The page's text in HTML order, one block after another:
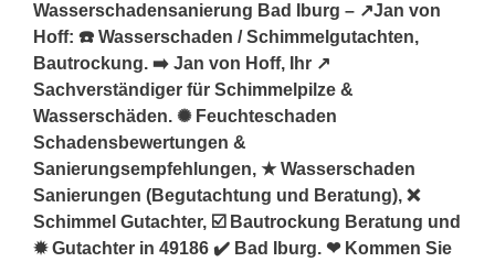
Wasserschadensanierung Bad Iburg – ↗️Jan von
Hoff: ☎️ Wasserschaden / Schimmelgutachten,
Bautrockung. ➡️ Jan von Hoff, Ihr ↗️
Sachverständiger für Schimmelpilze &
Wasserschäden. ✺ Feuchteschaden
Schadensbewertungen &
Sanierungsempfehlungen, ★ Wasserschaden
Sanierungen (Begutachtung und Beratung), ❌
Schimmel Gutachter, ☑️ Bautrockung Beratung und
✹ Gutachter in 49186 ✔️ Bad Iburg. ❤ Kommen Sie